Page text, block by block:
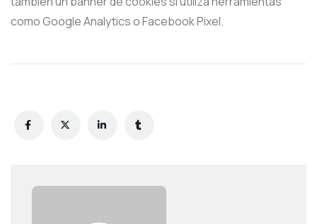
como Google Analytics o Facebook Pixel.